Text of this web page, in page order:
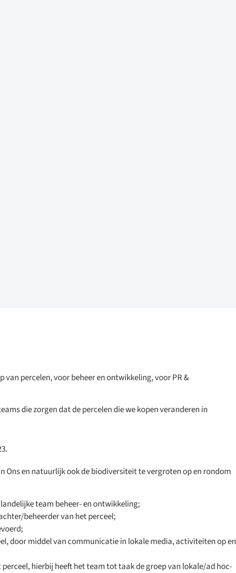
van percelen, voor beheer en ontwikkeling, voor PR &
die zorgen dat de percelen die we kopen veranderen in
Ons en natuurlijk ook de biodiversiteit te vergroten op en rondom
team beheer- en ontwikkeling;
beheerder van het perceel;
door middel van communicatie in lokale media, activiteiten op en
hierbij heeft het team tot taak de groep van lokale/ad hoc-